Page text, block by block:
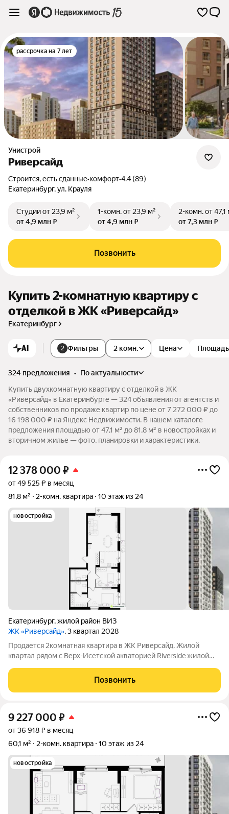
рассрочка на 7 лет
Унистрой
Риверсайд
Строится, есть сданные•комфорт•4.4 (89)
Екатеринбург,ул. Крауля
Студииот 23,9 м²
от 4,9 млн ₽
1-комн.от 23,9 м²
от 4,9 млн ₽
2-комн.от 47,1
от 7,3 млн ₽
Позвонить
Купить 2-комнатную квартиру с
отделкой в ЖК «Риверсайд»
Екатеринбург
AI 2 Фильтры 2 комн. Цена Площадь
324 предложения •
по актуальности
Купить двухкомнатную квартиру с отделкой в ЖК
«Риверсайд» в Екатеринбурге — 324 объявления от агентств и
собственников по продаже квартир по цене от 7 272 000 ₽ до
16 198 000 ₽ на Яндекс Недвижимости. В нашем каталоге
предложения площадью от 47,1 м² до 81,8 м² в новостройках и
вторичном жилье — фото, планировки и характеристики.
12 378 000 ₽
от 49 525 ₽ в месяц
81,8 м²
2-комн. квартира 10 этаж из 24
новостройка
Екатеринбург,жилой район ВИЗ
ЖК «Риверсайд», 3 квартал 2028
Продается 2комнатная квартира в ЖК Риверсайд. Жилой
квартал рядом с Верх-Исетской акваторией Riverside жилой
улицами Татищева и Крауля. ВИЗ один из самых
перспективных и наиболее востребованных
Позвонить
9 227 000 ₽
от 36 918 ₽ в месяц
60,1 м²
2-комн. квартира 10 этаж из 24
новостройка